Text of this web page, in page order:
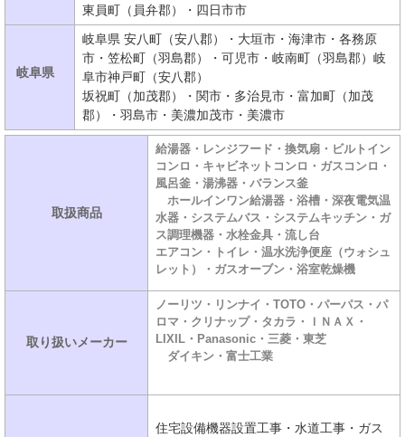
東員町（員弁郡）・四日市市
岐阜県
岐阜県 安八町（安八郡）・大垣市・海津市・各務原
市・笠松町（羽島郡）・可児市・岐南町（羽島郡）岐
阜市神戸町（安八郡）
坂祝町（加茂郡）・関市・多治見市・富加町（加茂
郡）・羽島市・美濃加茂市・美濃市
取扱商品
給湯器・レンジフード・換気扇・ビルトイン
コンロ・キャビネットコンロ・ガスコンロ・
風呂釜・湯沸器・バランス釜
ホールインワン給湯器・浴槽・深夜電気温
水器・システムバス・システムキッチン・ガ
ス調理機器・水栓金具・流し台
エアコン・トイレ・温水洗浄便座（ウォシュ
レット）・ガスオーブン・浴室乾燥機
取り扱いメーカー
ノーリツ・リンナイ・TOTO・パーパス・パ
ロマ・クリナップ・タカラ・ＩＮＡＸ・
LIXIL・Panasonic・三菱・東芝
ダイキン・富士工業
住宅設備機器設置工事・水道工事・ガス